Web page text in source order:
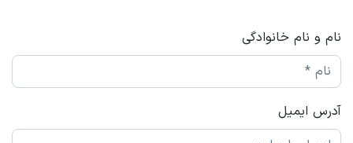
نام و نام خانوادگی
آدرس ایمیل